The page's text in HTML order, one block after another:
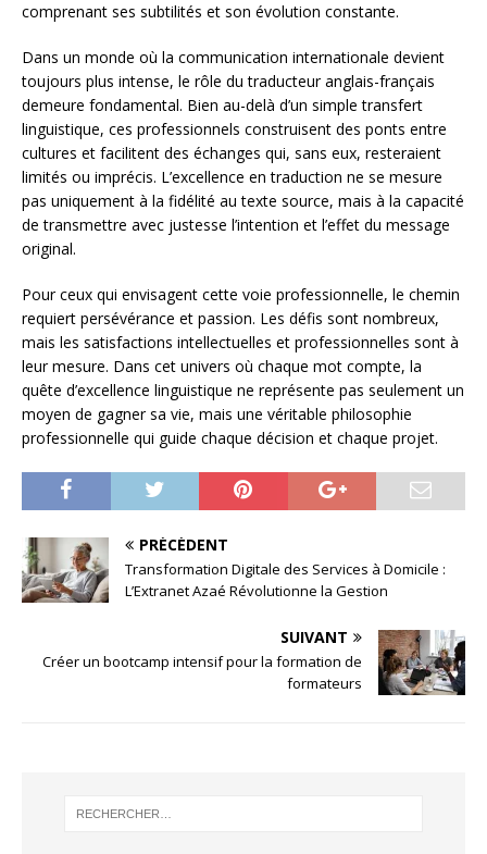
comprenant ses subtilités et son évolution constante.
Dans un monde où la communication internationale devient
toujours plus intense, le rôle du traducteur anglais-français
demeure fondamental. Bien au-delà d’un simple transfert
linguistique, ces professionnels construisent des ponts entre
cultures et facilitent des échanges qui, sans eux, resteraient
limités ou imprécis. L’excellence en traduction ne se mesure
pas uniquement à la fidélité au texte source, mais à la capacité
de transmettre avec justesse l’intention et l’effet du message
original.
Pour ceux qui envisagent cette voie professionnelle, le chemin
requiert persévérance et passion. Les défis sont nombreux,
mais les satisfactions intellectuelles et professionnelles sont à
leur mesure. Dans cet univers où chaque mot compte, la
quête d’excellence linguistique ne représente pas seulement un
moyen de gagner sa vie, mais une véritable philosophie
professionnelle qui guide chaque décision et chaque projet.
PRÉCÉDENT
Transformation Digitale des Services à Domicile :
L’Extranet Azaé Révolutionne la Gestion
SUIVANT
Créer un bootcamp intensif pour la formation de
formateurs